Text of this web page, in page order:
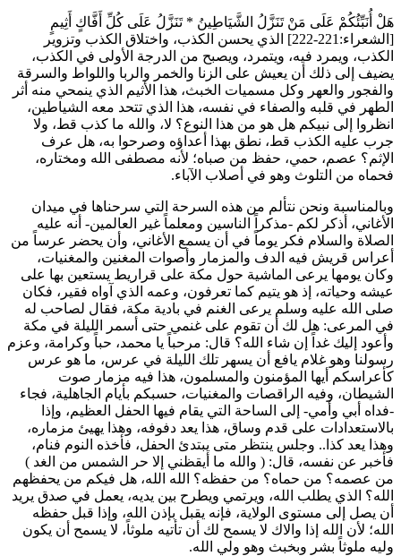
هَلْ أُنَبِّئُكُمْ عَلَى مَنْ تَنَزَّلُ الشَّيَاطِينُ *تَنَزَّلُ عَلَى كُلِّ أَفَّاكٍ أَثِيمٍ
[الشعراء:221-222] الذي يحسن الكذب، واختلاق الكذب وتزوير
الكذب، ويمرد فيه، ويتمرد، ويصبح من الدرجة الأولى في الكذب،
يضيف إلى ذلك أن يعيش على الزنا والخمر والربا واللواط والسرقة
والفجور والعهر وكل مسميات الخبث، هذا الأثيم الذي ينمحي منه أثر
الطهر في قلبه والصفاء في نفسه، هذا الذي تتحد معه الشياطين،
انظروا إلى نبيكم هل هو من هذا النوع؟ لا، والله ما كذب قط، ولا
جرب عليه الكذب قط، نطق بهذا أعداؤه وصرحوا به، هل عرف
الإثم؟ عصم، حمي، حفظ من صباه؛ لأنه مصطفى الله ومختاره،
فحماه من التلوث وهو في أصلاب الآباء.
وبالمناسبة ونحن نتألم من هذه السرحة التي سرحناها في ميدان
الأغاني، أذكر لكم -مذكراً الناسين ومعلماً غير العالمين- أنه عليه
الصلاة والسلام فكر يوماً في أن يسمع الأغاني، وأن يحضر عرساً من
أعراس قريش فيه الدف والمزمار وأصوات المغنين والمغنيات،
وكان يومها يرعى الماشية حول مكة على قراريط يستعين بها على
عيشه وحياته، إذ هو يتيم كما تعرفون، وعمه الذي آواه فقير، فكان
صلى الله عليه وسلم يرعى الغنم في بادية مكة، فقال لصاحب له
في المرعى: هل لك أن تقوم على غنمي حتى أسمر الليلة في مكة
وأعود إليك غداً إن شاء الله؟ قال: مرحباً يا محمد، حباً وكرامة، وعزم
رسولنا وهو غلام يافع أن يسهر تلك الليلة في عرس، ما هو عرس
كأعراسكم أيها المؤمنون والمسلمون، هذا فيه مزمار صوت
الشيطان، وفيه الراقصات والمغنيات، حسبكم بأيام الجاهلية، فجاء
-فداه أبي وأمي- إلى الساحة التي يقام فيها الحفل العظيم، وإذا
بالاستعدادات على قدم وساق، هذا يعد دفوفه، وهذا يهيئ مزماره،
وهذا يعد كذا.. وجلس ينتظر متى يبتدئ الحفل، فأخذه النوم فنام،
فأخبر عن نفسه، قال: ( والله ما أيقظني إلا حر الشمس من الغد )
من عصمه؟ من حماه؟ من حفظه؟ الله الله، هل فيكم من يحفظهم
الله؟ الذي يطلب الله، ويرتمي ويطرح بين يديه، يعمل في صدق يريد
أن يصل إلى مستوى الولاية، فإنه يقبل بإذن الله، وإذا قبل حفظه
الله؛ لأن الله إذا والاك لا يسمح لك أن تأتيه ملوثاً، لا يسمح أن يكون
وليه ملوثاً بشر وبخبث وهو ولي الله.